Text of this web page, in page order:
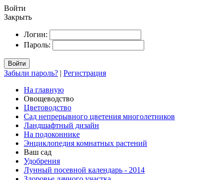
Войти
Закрыть
Логин:
Пароль:
Войти
Забыли пароль? | Регистрация
На главную
Овощеводство
Цветоводство
Сад непрерывного цветения многолетников
Ландшафтный дизайн
На подоконнике
Энциклопедия комнатных растений
Ваш сад
Удобрения
Лунный посевной календарь - 2014